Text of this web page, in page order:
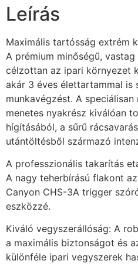
Leírás
Maximális tartósság extrém
A prémium minőségű,
célzottan az ipari környezet
akár 3 éves élettartammal is
munkavégzést. A
menetes nyakrész kiválóan
hígításából, a sűrű
utántöltésből származó
A professzionális takarítás
A nagy teherbírású flakont
Canyon CHS-3A trigger
eszközzé.
Kiváló vegyszerállóság: A
a maximális biztonságot és
különféle ipari vegyszerek